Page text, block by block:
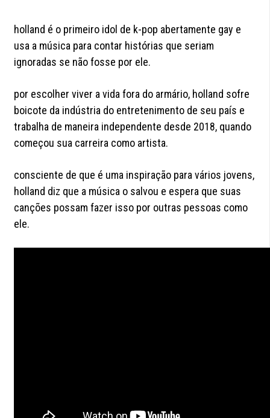
holland é o primeiro idol de k-pop abertamente gay e
usa a música para contar histórias que seriam
ignoradas se não fosse por ele.
por escolher viver a vida fora do armário, holland sofre
boicote da indústria do entretenimento de seu país e
trabalha de maneira independente desde 2018, quando
começou sua carreira como artista.
consciente de que é uma inspiração para vários jovens,
holland diz que a música o salvou e espera que suas
canções possam fazer isso por outras pessoas como
ele.